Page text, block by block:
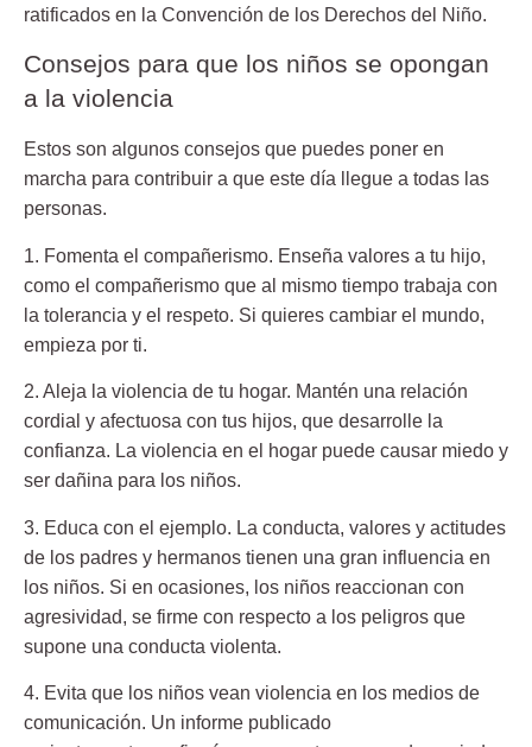
ratificados en la Convención de los Derechos del Niño.
Consejos para que los niños se opongan
a la violencia
Estos son algunos consejos que puedes poner en
marcha para contribuir a que este día llegue a todas las
personas.
1. Fomenta el compañerismo. Enseña valores a tu hijo,
como el compañerismo que al mismo tiempo trabaja con
la tolerancia y el respeto. Si quieres cambiar el mundo,
empieza por ti.
2. Aleja la violencia de tu hogar. Mantén una relación
cordial y afectuosa con tus hijos, que desarrolle la
confianza. La violencia en el hogar puede causar miedo y
ser dañina para los niños.
3. Educa con el ejemplo. La conducta, valores y actitudes
de los padres y hermanos tienen una gran influencia en
los niños. Si en ocasiones, los niños reaccionan con
agresividad, se firme con respecto a los peligros que
supone una conducta violenta.
4. Evita que los niños vean violencia en los medios de
comunicación. Un informe publicado